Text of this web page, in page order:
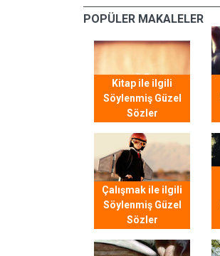
POPÜLER MAKALELER
Kitap ile ilgili
Söylenmiş Güzel
Sözler
Çalışmak ile ilgili
Söylenmiş Güzel
Sözler